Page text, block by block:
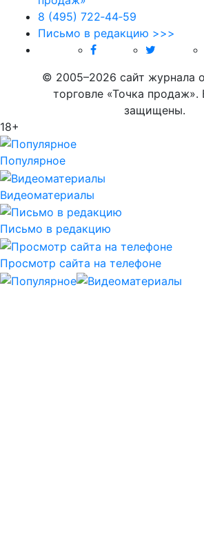
8 (495) 722‑44‑59
Письмо в редакцию >>>
© 2005–2026 сайт журнала
торговле «Точка продаж».
защищены.
18+
Популярное
Видеоматериалы
Письмо в редакцию
Просмотр сайта на телефоне